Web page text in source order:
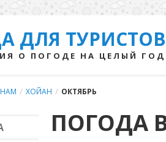
ДЛЯ ТУРИСТОВ
О ПОГОДЕ НА ЦЕЛЫЙ ГОД
/ ХОЙАН / ОКТЯБРЬ
ПОГОДА